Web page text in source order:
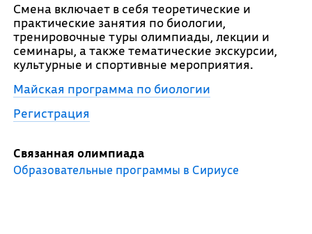
Смена включает в себя теоретические и
практические занятия по биологии,
тренировочные туры олимпиады, лекции и
семинары, а также тематические экскурсии,
культурные и спортивные мероприятия.
Майская программа по биологии
Регистрация
Связанная олимпиада
Образовательные программы в Сириусе